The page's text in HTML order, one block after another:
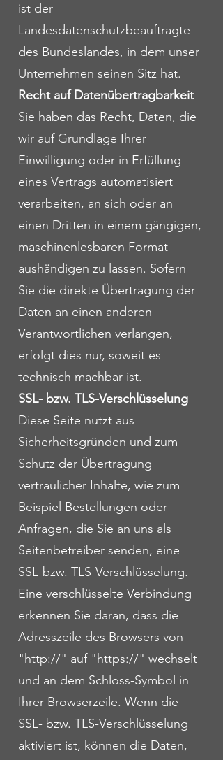
ist der
Landesdatenschutzbeauftragte
des Bundeslandes, in dem unser
Unternehmen seinen Sitz hat.
Recht auf Datenübertragbarkeit
Sie haben das Recht, Daten, die
wir auf Grundlage Ihrer
Einwilligung oder in Erfüllung
eines Vertrags automatisiert
verarbeiten, an sich oder an
einen Dritten in einem gängigen,
maschinenlesbaren Format
aushändigen zu lassen. Sofern
Sie die direkte Übertragung der
Daten an einen anderen
Verantwortlichen verlangen,
erfolgt dies nur, soweit es
technisch machbar ist.
SSL- bzw. TLS-Verschlüsselung
Diese Seite nutzt aus
Sicherheitsgründen und zum
Schutz der Übertragung
vertraulicher Inhalte, wie zum
Beispiel Bestellungen oder
Anfragen, die Sie an uns als
Seitenbetreiber senden, eine
SSL-bzw. TLS-Verschlüsselung.
Eine verschlüsselte Verbindung
erkennen Sie daran, dass die
Adresszeile des Browsers von
"http://" auf "https://" wechselt
und an dem Schloss-Symbol in
Ihrer Browserzeile. Wenn die
SSL- bzw. TLS-Verschlüsselung
aktiviert ist, können die Daten,